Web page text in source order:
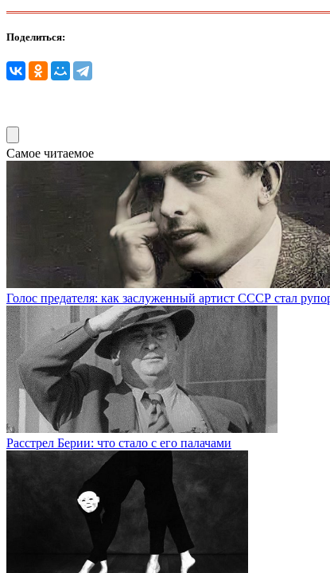
Поделиться:
Самое читаемое
Голос предателя: как заслуженный артист СССР стал
Раcстрел Берии: что стало с его палачами